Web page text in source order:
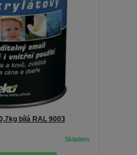
bílá RAL 9003